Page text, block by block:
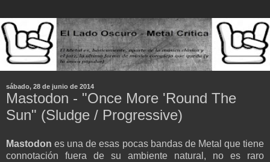
sábado, 28 de junio de 2014
Mastodon - "Once More 'Round The
Sun" (Sludge / Progressive)
Mastodon es una de esas pocas bandas de Metal que tiene
connotación fuera de su ambiente natural, no es raro